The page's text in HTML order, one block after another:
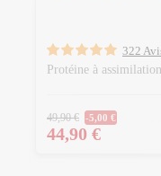
322
Protéine à
Prix Normal
49,90 € -5,00 €
Prix
44,90 €